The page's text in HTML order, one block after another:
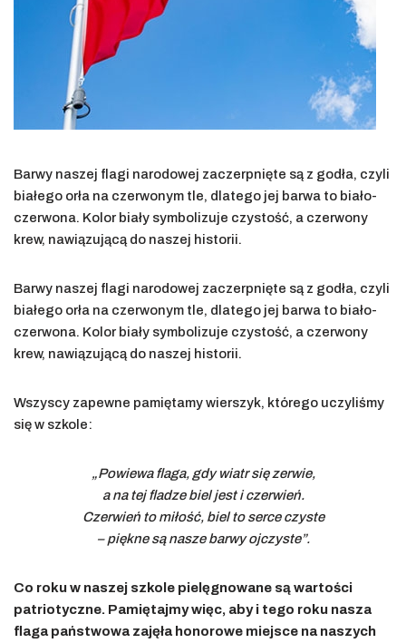
Barwy naszej flagi narodowej zaczerpnięte są z godła, czyli
białego orła na czerwonym tle, dlatego jej barwa to biało-
czerwona. Kolor biały symbolizuje czystość, a czerwony
krew, nawiązującą do naszej historii.
Barwy naszej flagi narodowej zaczerpnięte są z godła, czyli
białego orła na czerwonym tle, dlatego jej barwa to biało-
czerwona. Kolor biały symbolizuje czystość, a czerwony
krew, nawiązującą do naszej historii.
Wszyscy zapewne pamiętamy wierszyk, którego uczyliśmy
się w szkole:
„Powiewa flaga, gdy wiatr się zerwie,
a na tej fladze biel jest i czerwień.
Czerwień to miłość, biel to serce czyste
– piękne są nasze barwy ojczyste”.
Co roku w naszej szkole pielęgnowane są wartości
patriotyczne. Pamiętajmy więc, aby i tego roku nasza
flaga państwowa zajęła honorowe miejsce na naszych